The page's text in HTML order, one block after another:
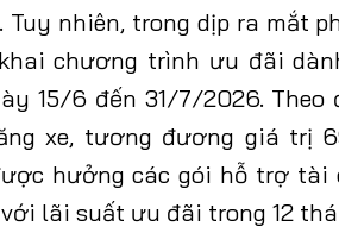
Tuy nhiên, trong dịp ra mắt
chương trình ưu đãi
15/6 đến 31/7/2026.
xe, tương đương giá trị
hưởng các gói hỗ trợ tài
lãi suất ưu đãi trong 12